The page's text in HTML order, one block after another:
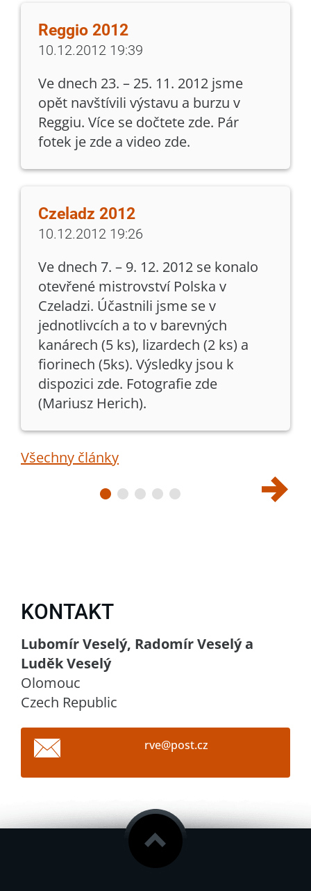
Reggio 2012
10.12.2012 19:39
Ve dnech 23. – 25. 11. 2012 jsme
opět navštívili výstavu a burzu v
Reggiu. Více se dočtete zde. Pár
fotek je zde a video zde.
Czeladz 2012
10.12.2012 19:26
Ve dnech 7. – 9. 12. 2012 se konalo
otevřené mistrovství Polska v
Czeladzi. Účastnili jsme se v
jednotlivcích a to v barevných
kanárech (5 ks), lizardech (2 ks) a
fiorinech (5ks). Výsledky jsou k
dispozici zde. Fotografie zde
(Mariusz Herich).
Všechny články
KONTAKT
Lubomír Veselý, Radomír Veselý a
Luděk Veselý
Olomouc
Czech Republic
rve@post.cz